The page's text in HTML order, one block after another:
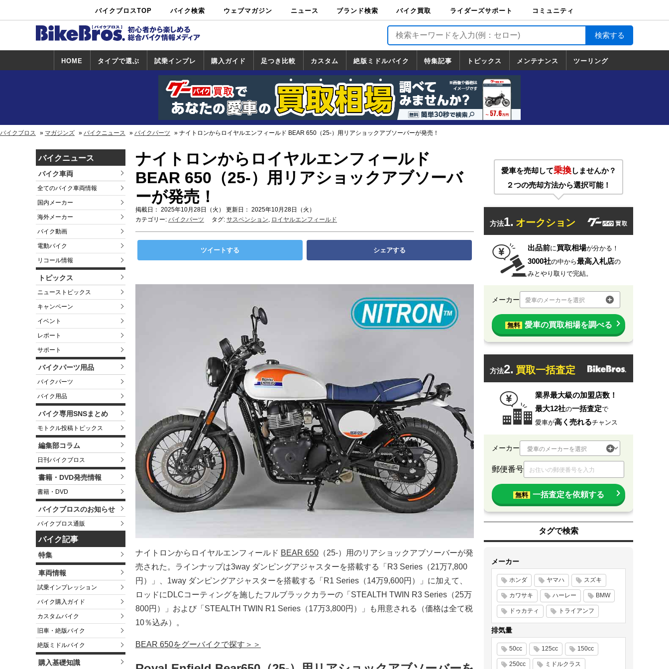
バイクブロスTOP バイク検索
中古バイ
ク・新車検
カタログ検
索
ショップ検
索
ウェブマガジン ニュース ブランド検索 バイク買取
バイク買取
ライダーズサポート
ライダーズサポート
TOP
バイク輸送
バイクガレージライ
フ
バイク車両保険
ロードサービス
バイク試乗
コミュニティ
HOME タイプで選ぶ 試乗インプレ
試乗インプレ
一覧
ホンダ
ヤマハ
スズキ
カワサキ
ハーレー
BMW
トライアンフ
ドゥカティ
購入ガイド
一覧
足つき比較 カスタム
カスタム
一覧
ホンダ
ヤマハ
スズキ
カワサキ
絶版ミドルバイク
絶版ミドルバイク
一覧
ホンダ
ヤマハ
スズキ
カワサキ
特集記事 トピックス
トピックス
一覧
ホンダ
ヤマハ
スズキ
カワサキ
ハーレーダ
ビッドソン
BMW
ドゥカティ
トライアン
フ
メンテナンス ツーリング
道の駅調査隊
ツーリング情報局
日本の道50選
国道めぐり
林道ツーリング
バイクブロス マガジンズ バイクニュース バイクパーツ ナイトロンからロイヤルエンフィールド BEAR 650（25-）用リアショックアブソーバーが発売！
バイクニュース
バイク車両
全てのバイク車両情報
国内メーカー
海外メーカー
バイク動画
電動バイク
リコール情報
トピックス
ニューストピックス
キャンペーン
イベント
レポート
サポート
バイクパーツ用品
バイクパーツ
バイク用品
バイク専用SNSまとめ
モトクル投稿トピックス
編集部コラム
日刊バイクブロス
書籍・DVD発売情報
書籍・DVD
バイクブロスのお知らせ
バイクブロス通販
バイク記事
特集
車両情報
試乗インプレッション
バイク購入ガイド
カスタムバイク
旧車・絶版バイク
絶版ミドルバイク
購入基礎知識
ナイトロンからロイヤルエンフィールド
BEAR 650（25-）用リアショックアブソーバ
ーが発売！
掲載日： 2025年10月28日（火） 更新日： 2025年10月28日（火）
カテゴリー: バイクパーツ タグ: サスペンション, ロイヤルエンフィールド
ツイートする シェアする
ナイトロンからロイヤルエンフィールド BEAR 650 （25-）用のリアショックアブソーバーが発
売された。ラインナップは3way ダンピングアジャスターを搭載する「R3 Series（21万7,800
円）」、1way ダンピングアジャスターを搭載する「R1 Series（14万9,600円）」に加えて、
ロッドにDLCコーティングを施したフルブラックカラーの「STEALTH TWIN R3 Series（25万
800円）」および「STEALTH TWIN R1 Series（17万3,800円）」も用意される（価格は全て税
10％込み）。
BEAR 650をグーバイクで探す＞＞
愛車を売却して乗換しませんか？
２つの売却方法から選択可能！
方法1. オークション
出品前に買取相場が分かる！
3000社の中から最高入札店の
みとやり取りで完結。
メーカー 愛車のメーカーを選択
無料 愛車の買取相場を調べる
方法2. 買取一括査定
業界最大級の加盟店数！
最大12社の一括査定で
愛車が高く売れるチャンス
メーカー
郵便番号
無料 一括査定を依頼する
タグで検索
メーカー
ホンダ ヤマハ スズキ
カワサキ ハーレー BMW
ドゥカティ トライアンフ
排気量
50cc 125cc 150cc
250cc ミドルクラス